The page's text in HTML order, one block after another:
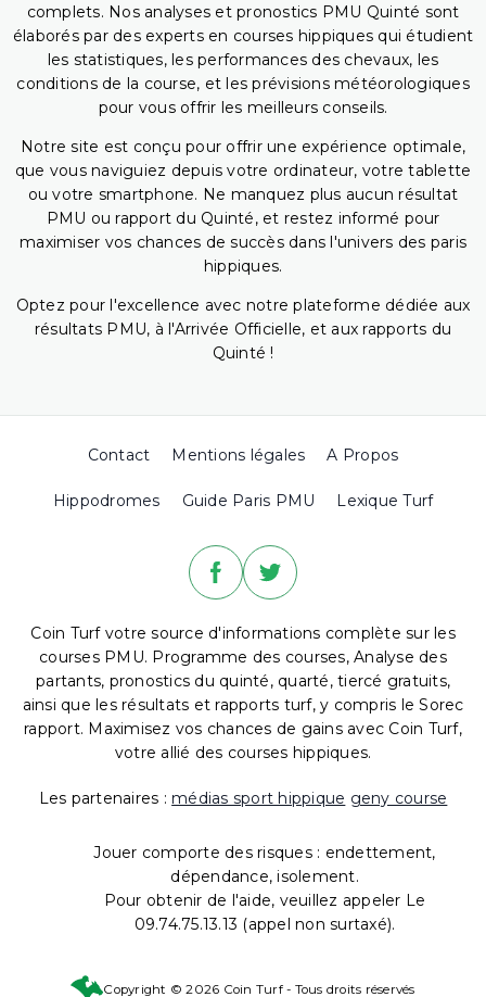
complets. Nos analyses et pronostics PMU Quinté sont
élaborés par des experts en courses hippiques qui étudient
les statistiques, les performances des chevaux, les
conditions de la course, et les prévisions météorologiques
pour vous offrir les meilleurs conseils.
Notre site est conçu pour offrir une expérience optimale,
que vous naviguiez depuis votre ordinateur, votre tablette
ou votre smartphone. Ne manquez plus aucun résultat
PMU ou rapport du Quinté, et restez informé pour
maximiser vos chances de succès dans l'univers des paris
hippiques.
Optez pour l'excellence avec notre plateforme dédiée aux
résultats PMU, à l'Arrivée Officielle, et aux rapports du
Quinté !
Contact Mentions légales A Propos
Hippodromes Guide Paris PMU Lexique Turf
Coin Turf votre source d'informations complète sur les
courses PMU. Programme des courses, Analyse des
partants, pronostics du quinté, quarté, tiercé gratuits,
ainsi que les résultats et rapports turf, y compris le Sorec
rapport. Maximisez vos chances de gains avec Coin Turf,
votre allié des courses hippiques.
Les partenaires : médias sport hippique geny course
Jouer comporte des risques : endettement,
dépendance, isolement.
Pour obtenir de l'aide, veuillez appeler Le
09.74.75.13.13 (appel non surtaxé).
Copyright © 2026 Coin Turf - Tous droits réservés